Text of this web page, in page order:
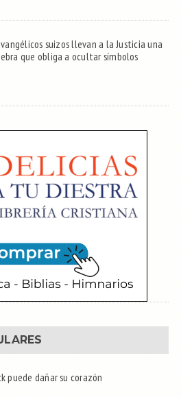
suizos llevan a la Justicia una
que obliga a ocultar símbolos
puede dañar su corazón